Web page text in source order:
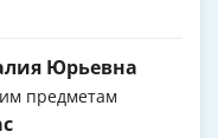
Юрьевна
предметам